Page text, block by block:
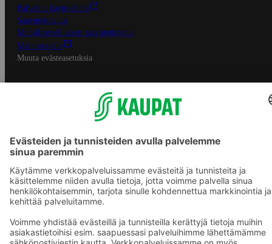
Palvelun käyttöehdot
Saavutettavuus
Mobiilisovelluksen saavutettavuus
Mainostajalle
Muuta evästeasetuksia
S-ryhmän palvelut
S-ryhmä
Asiakasomistajuus
Yhteishyvä Ruoka -sovellus
S-ostoslista -sovellus
Prisma.fi
Sokos.fi
S-Pankki
Yhteishyvä